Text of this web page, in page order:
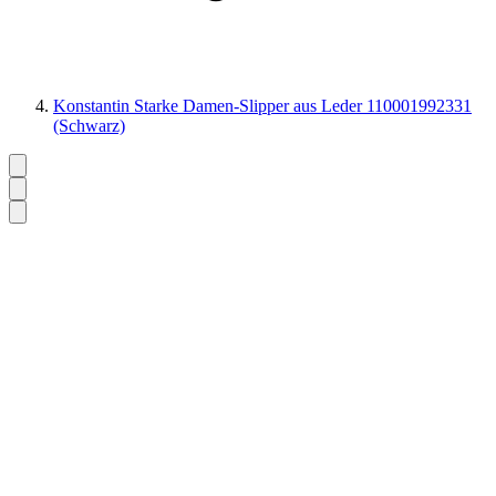
Konstantin Starke Damen-Slipper aus Leder 110001992331
(Schwarz)